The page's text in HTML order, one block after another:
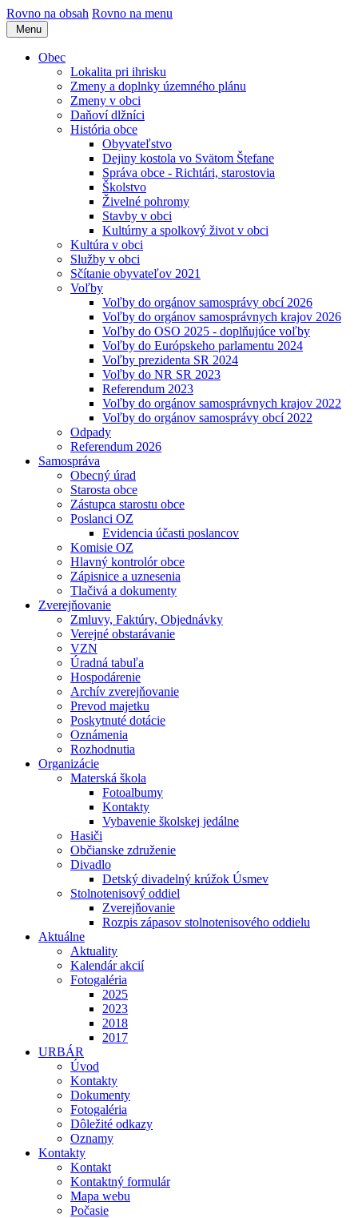
Rovno na obsah Rovno na menu
Menu
Obec
Lokalita pri ihrisku
Zmeny a doplnky územného plánu
Zmeny v obci
Daňoví dlžníci
História obce
Obyvateľstvo
Dejiny kostola vo Svätom Štefane
Správa obce - Richtári, starostovia
Školstvo
Živelné pohromy
Stavby v obci
Kultúrny a spolkový život v obci
Kultúra v obci
Služby v obci
Sčítanie obyvateľov 2021
Voľby
Voľby do orgánov samosprávy obcí 2026
Voľby do orgánov samosprávnych krajov 2026
Voľby do OSO 2025 - doplňujúce voľby
Voľby do Európskeho parlamentu 2024
Voľby prezidenta SR 2024
Voľby do NR SR 2023
Referendum 2023
Voľby do orgánov samosprávnych krajov 2022
Voľby do orgánov samosprávy obcí 2022
Odpady
Referendum 2026
Samospráva
Obecný úrad
Starosta obce
Zástupca starostu obce
Poslanci OZ
Evidencia účasti poslancov
Komisie OZ
Hlavný kontrolór obce
Zápisnice a uznesenia
Tlačivá a dokumenty
Zverejňovanie
Zmluvy, Faktúry, Objednávky
Verejné obstarávanie
VZN
Úradná tabuľa
Hospodárenie
Archív zverejňovanie
Prevod majetku
Poskytnuté dotácie
Oznámenia
Rozhodnutia
Organizácie
Materská škola
Fotoalbumy
Kontakty
Vybavenie školskej jedálne
Hasiči
Občianske združenie
Divadlo
Detský divadelný krúžok Úsmev
Stolnotenisový oddiel
Zverejňovanie
Rozpis zápasov stolnotenisového oddielu
Aktuálne
Aktuality
Kalendár akcií
Fotogaléria
2025
2023
2018
2017
URBÁR
Úvod
Kontakty
Dokumenty
Fotogaléria
Dôležité odkazy
Oznamy
Kontakty
Kontakt
Kontaktný formulár
Mapa webu
Počasie